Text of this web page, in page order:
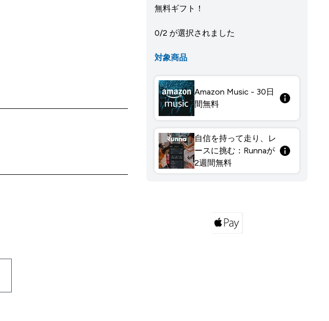
無料ギフト！
0/2 が選択されました
対象商品
Amazon Music - 30日
間無料
自信を持って走り、レ
ースに挑む：Runnaが
2週間無料